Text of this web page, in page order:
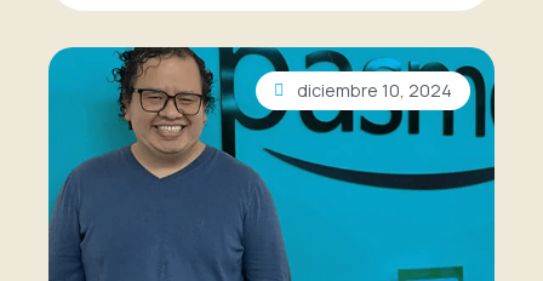
diciembre 10, 2024